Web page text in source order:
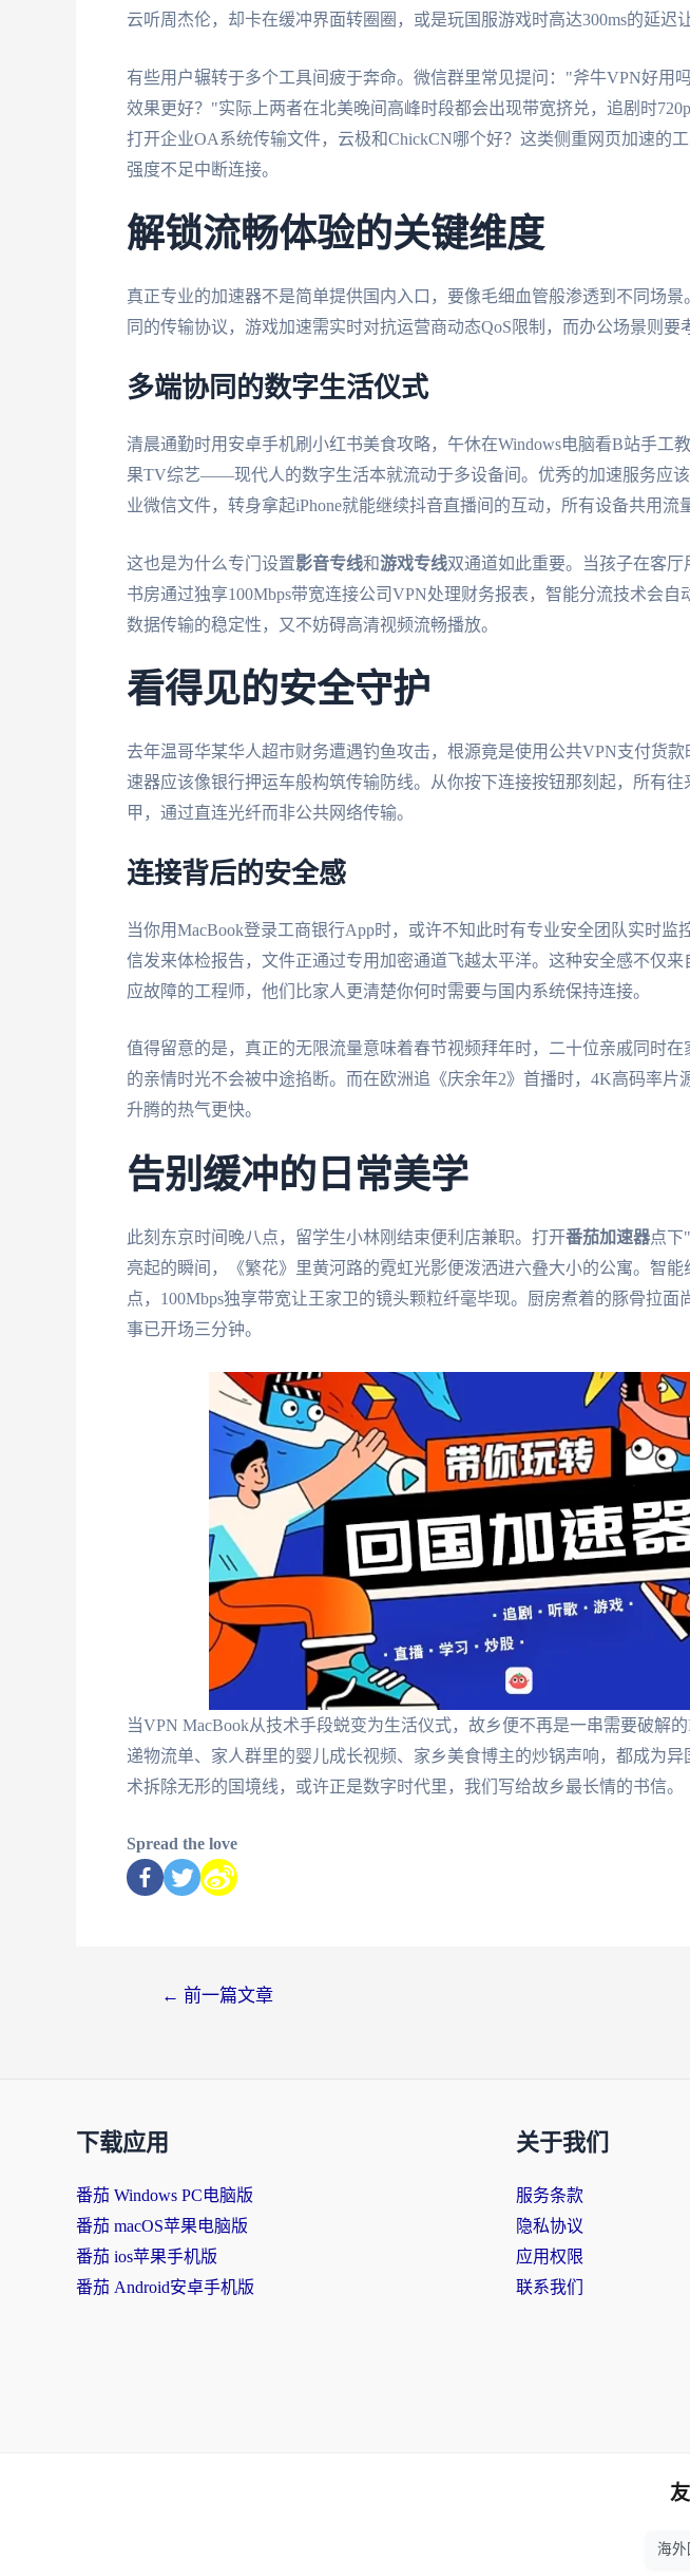
云听周杰伦，却卡在缓冲界面转圈圈，或是玩国服游戏时高达300ms的延迟
有些用户辗转于多个工具间疲于奔命。微信群里常见提问："斧牛VPN好用
效果更好？"实际上两者在北美晚间高峰时段都会出现带宽挤兑，追剧时
打开企业OA系统传输文件，云极和ChickCN哪个好？这类侧重网页加速的
强度不足中断连接。
解锁流畅体验的关键维度
真正专业的加速器不是简单提供国内入口，要像毛细血管般渗透到不同场
同的传输协议，游戏加速需实时对抗运营商动态QoS限制，而办公场景则要
多端协同的数字生活仪式
清晨通勤时用安卓手机刷小红书美食攻略，午休在Windows电脑看B站手工
果TV综艺——现代人的数字生活本就流动于多设备间。优秀的加速服务应
业微信文件，转身拿起iPhone就能继续抖音直播间的互动，所有设备共用流
这也是为什么专门设置影音专线和游戏专线双通道如此重要。当孩子在客
书房通过独享100Mbps带宽连接公司VPN处理财务报表，智能分流技术会自
数据传输的稳定性，又不妨碍高清视频流畅播放。
看得见的安全守护
去年温哥华某华人超市财务遭遇钓鱼攻击，根源竟是使用公共VPN支付货
速器应该像银行押运车般构筑传输防线。从你按下连接按钮那刻起，所有
甲，通过直连光纤而非公共网络传输。
连接背后的安全感
当你用MacBook登录工商银行App时，或许不知此时有专业安全团队实时监
信发来体检报告，文件正通过专用加密通道飞越太平洋。这种安全感不仅来
应故障的工程师，他们比家人更清楚你何时需要与国内系统保持连接。
值得留意的是，真正的无限流量意味着春节视频拜年时，二十位亲戚同时
的亲情时光不会被中途掐断。而在欧洲追《庆余年2》首播时，4K高码率片
升腾的热气更快。
告别缓冲的日常美学
此刻东京时间晚八点，留学生小林刚结束便利店兼职。打开番茄加速器点下
亮起的瞬间，《繁花》里黄河路的霓虹光影便泼洒进六叠大小的公寓。智
点，100Mbps独享带宽让王家卫的镜头颗粒纤毫毕现。厨房煮着的豚骨拉面
事已开场三分钟。
当VPN MacBook从技术手段蜕变为生活仪式，故乡便不再是一串需要破解
递物流单、家人群里的婴儿成长视频、家乡美食博主的炒锅声响，都成为
术拆除无形的国境线，或许正是数字时代里，我们写给故乡最长情的书信。
Spread the love
← 前一篇文章
下载应用
番茄 Windows PC电脑版
番茄 macOS苹果电脑版
番茄 ios苹果手机版
番茄 Android安卓手机版
关于我们
服务条款
隐私协议
应用权限
联系我们
海